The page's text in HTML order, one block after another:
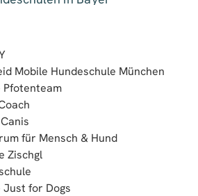
Mobile Hundeschule München
Pfotenteam
für Mensch & Hund
Zischgl
Just for Dogs